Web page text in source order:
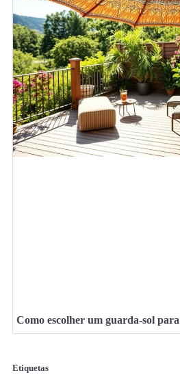
Como escolher um guarda-sol
Etiquetas